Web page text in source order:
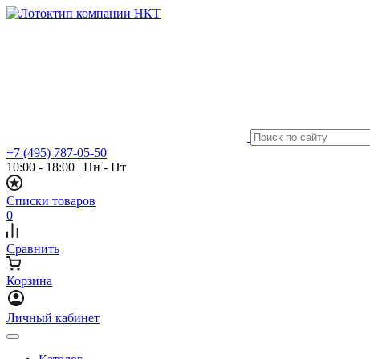
+7 (495) 787-05-50
10:00 - 18:00 | Пн - Пт
Списки товаров
0
Сравнить
Корзина
Личный кабинет